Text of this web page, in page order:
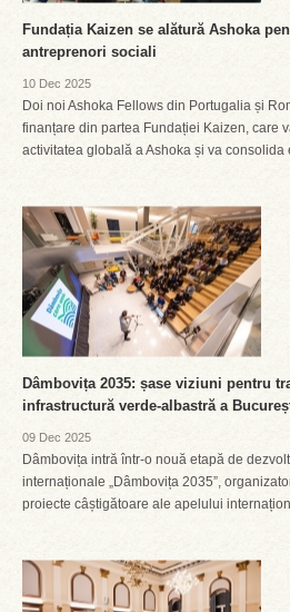
Fundația Kaizen se alătură Ashoka
antreprenori sociali
10 Dec 2025
Doi noi Ashoka Fellows din Portugalia și
finanțare din partea Fundației Kaizen, care
activitatea globală a Ashoka și va consolida
Dâmbovița 2035: șase viziuni pentru
infrastructură verde-albastră a
09 Dec 2025
Dâmbovița intră într-o nouă etapă de
internaționale „Dâmbovița 2035”,
proiecte câștigătoare ale apelului